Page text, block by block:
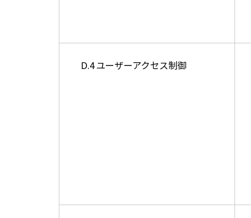
D.4 ユーザーアクセス制御